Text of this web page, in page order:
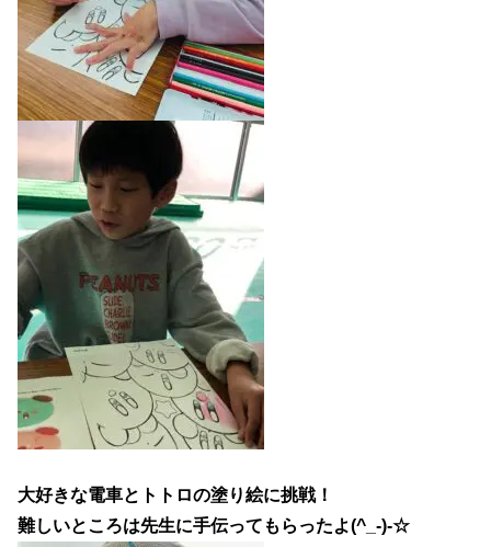
大好きな電車とトトロの塗り絵に挑戦！
難しいところは先生に手伝ってもらったよ(^_-)-☆